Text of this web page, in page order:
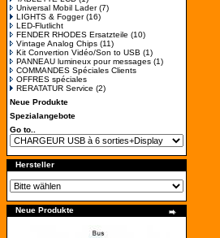
Universal Mobil Lader(7)
LIGHTS & Fogger(16)
LED-Flutlicht
FENDER RHODES Ersatzteile (10)
Vintage Analog Chips (11)
Kit Convertion Vidéo/Son to USB (1)
PANNEAU lumineux pour messages (1)
COMMANDES Spéciales Clients
OFFRES spéciales
RERATATUR Service (2)
Neue Produkte
Spezialangebote
Go to..
Hersteller
Neue Produkte